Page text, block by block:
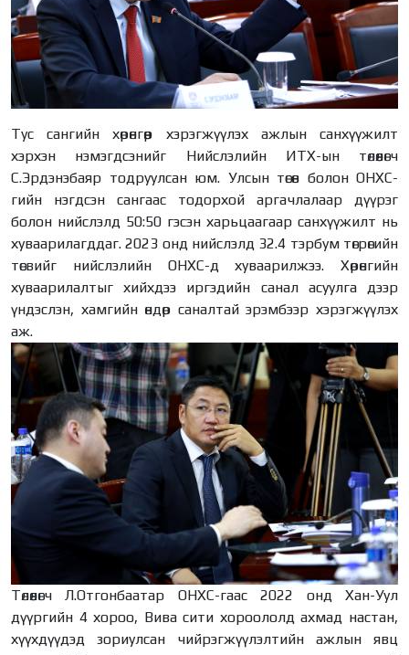
Тус сангийн хөрөнгөөр хэрэгжүүлэх ажлын санхүүжилт
хэрхэн нэмэгдсэнийг Нийслэлийн ИТХ-ын төлөөлөгч
С.Эрдэнэбаяр тодруулсан юм. Улсын төсөв болон ОНХС-
гийн нэгдсэн сангаас тодорхой аргачлалаар дүүрэг
болон нийслэлд 50:50 гэсэн харьцаагаар санхүүжилт нь
хуваарилагддаг. 2023 онд нийслэлд 32.4 тэрбум төгрөгийн
төсвийг нийслэлийн ОНХС-д хуваарилжээ. Хөрөнгийн
хуваарилалтыг хийхдээ иргэдийн санал асуулга дээр
үндэслэн, хамгийн өндөр саналтай эрэмбээр хэрэгжүүлэх
аж.
Төлөөлөгч Л.Отгонбаатар ОНХС-гаас 2022 онд Хан-Уул
дүүргийн 4 хороо, Вива сити хороололд ахмад настан,
хүүхдүүдэд зориулсан чийрэгжүүлэлтийн ажлын явц